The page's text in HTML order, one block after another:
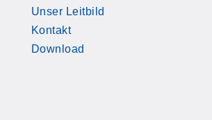
Unser Leitbild
Kontakt
Download